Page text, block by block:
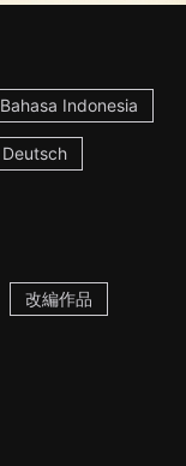
Bahasa Indonesia
Deutsch
改編作品